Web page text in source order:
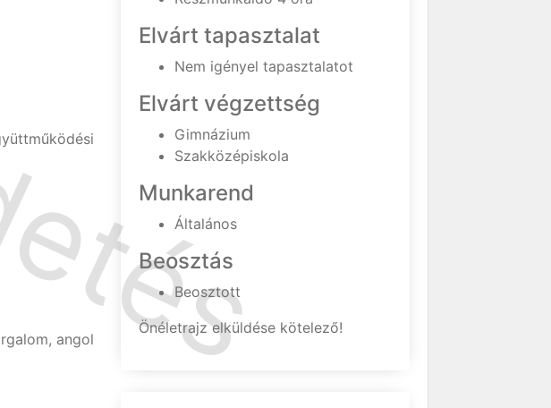
angol
Elvárt tapasztalat
Nem igényel tapasztalatot
Elvárt végzettség
Gimnázium
Szakközépiskola
Munkarend
Általános
Beosztás
Beosztott
Önéletrajz elküldése kötelező!